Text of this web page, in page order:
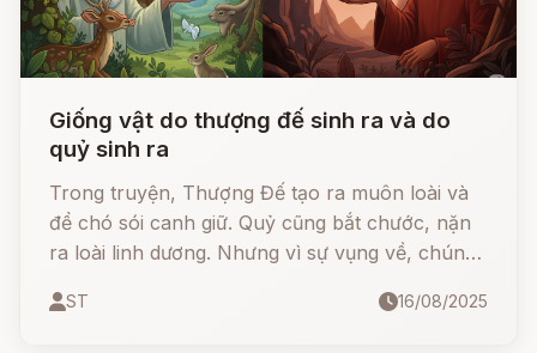
Giống vật do thượng đế sinh ra và do
quỷ sinh ra
Trong truyện, Thượng Đế tạo ra muôn loài và
để chó sói canh giữ. Quỷ cũng bắt chước, nặn
ra loài linh dương. Nhưng vì sự vụng về, chúng
mắt quỷ. Câu chuyện vừa huyền bí, vừa mang
ST 16/08/2025